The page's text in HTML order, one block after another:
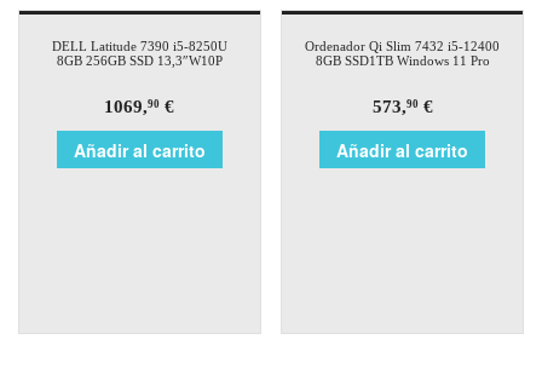
DELL Latitude 7390 i5-8250U
8GB 256GB SSD 13,3″W10P
1069,90 €
Añadir al carrito
Ordenador Qi Slim 7432 i5-12400
8GB SSD1TB Windows 11 Pro
573,90€
Añadir al carrito